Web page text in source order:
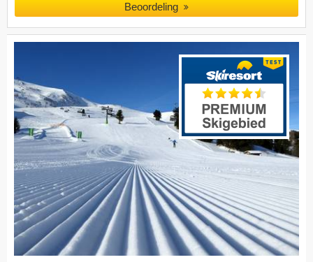
Beoordeling